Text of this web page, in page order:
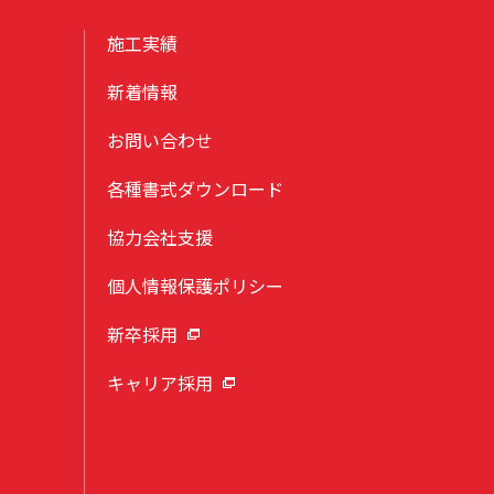
施工実績
新着情報
お問い合わせ
各種書式ダウンロード
協力会社支援
個人情報保護ポリシー
新卒採用
キャリア採用